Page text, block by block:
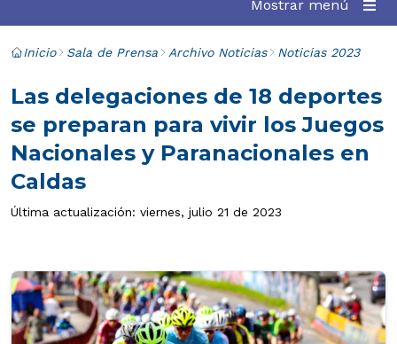
Mostrar menú
Inicio Sala de Prensa Archivo Noticias Noticias 2023
Las delegaciones de 18 deportes
se preparan para vivir los Juegos
Nacionales y Paranacionales en
Caldas
Última actualización: viernes, julio 21 de 2023